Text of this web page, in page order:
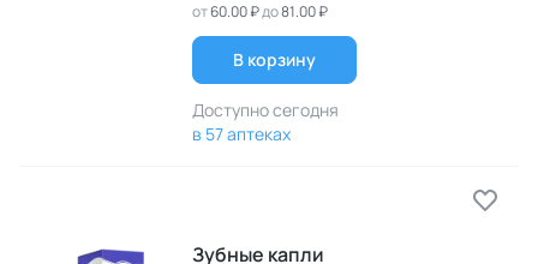
от60.00 ₽до81.00 ₽
В корзину
Доступно сегодня
в 57 аптеках
Зубные капли